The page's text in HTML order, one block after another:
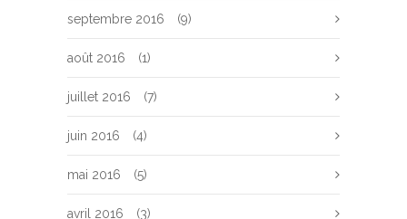
septembre 2016 (9)
août 2016 (1)
juillet 2016 (7)
juin 2016 (4)
mai 2016 (5)
avril 2016 (3)